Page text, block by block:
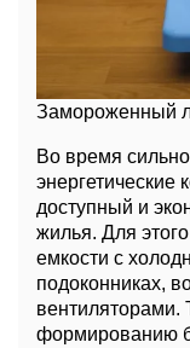
Замороженный
Во время
энергетические
доступный и
жилья. Для
емкости с
подоконниках,
вентиляторами.
формированию